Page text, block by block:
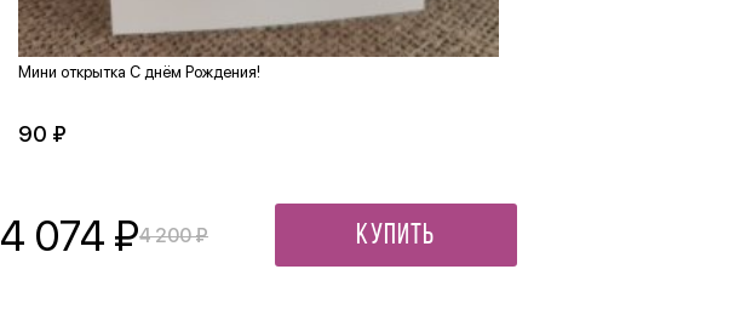
Мини открытка С днём Рождения!
90 ₽
4 074 ₽4 200 ₽ Купить